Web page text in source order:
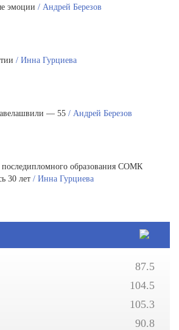
эмоции / Андрей Березов
/ Инна Гурциева
— 55 / Андрей Березов
образования СОМК
30 лет / Инна Гурциева
87.5
104.5
105.3
90.8